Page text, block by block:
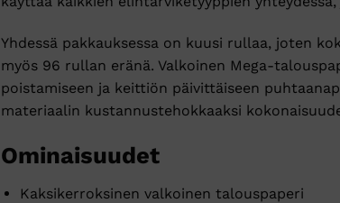
Yhdessä pakkauksessa on kuusi rullaa, joten
myös 96 rullan eränä. Valkoinen Mega-
poistamiseen ja keittiön päivittäiseen
materiaalin kustannustehokkaaksi
Ominaisuudet
Kaksikerroksinen valkoinen talouspaperi